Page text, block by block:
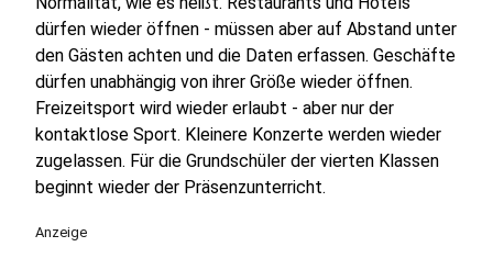
dürfen wieder öffnen - müssen aber auf Abstand unter
den Gästen achten und die Daten erfassen. Geschäfte
dürfen unabhängig von ihrer Größe wieder öffnen.
Freizeitsport wird wieder erlaubt - aber nur der
kontaktlose Sport. Kleinere Konzerte werden wieder
zugelassen. Für die Grundschüler der vierten Klassen
beginnt wieder der Präsenzunterricht.
Anzeige